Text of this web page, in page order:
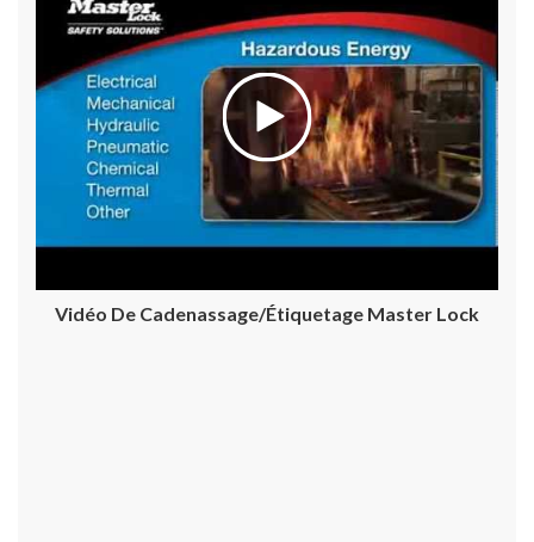
Vidéo De Cadenassage/étiquetage Master Lock